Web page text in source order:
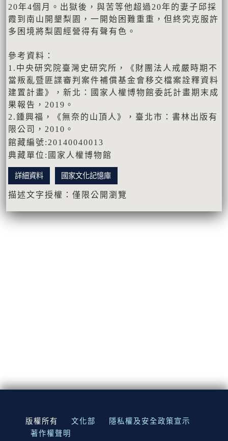
20年4個月。出獄後，與苦等他超過20年的妻子邱採
霞到南山開墾梨園，一開始困難重重，但終究克服許
多困境將梨園經營得有聲有色。
參考資料：
1.中央研究院臺灣史研究所，《財團法人戒嚴時期不
當叛亂暨匪諜審判案件補償基金會移交檔案詮釋資料
建置計畫》，新北：國家人權博物館委託計畫期末成
果報告，2019。
2.鍾興福，《無奈的山頂人》，臺北市：書林出版有
限公司，2010。
館藏編號:20140040013
典藏單位:國家人權博物館
詳細資料 國家文化記憶庫
描述文字授權：僅限公開瀏覽
:::
版權所有 文化部
隱私權及安全政策宣示
著作權聲明